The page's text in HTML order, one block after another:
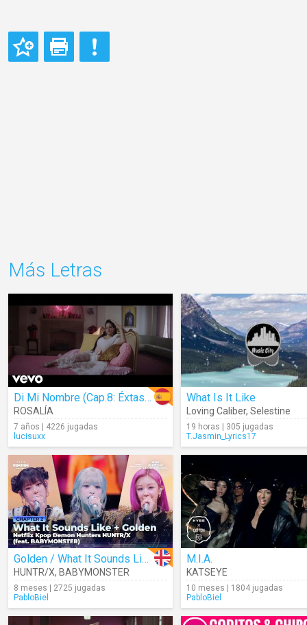
Más Letras
Di Mi Nombre (Cap.8: Éxtasis)
ROSALÍA
7 años | 4226 jugadas
lucisuxx
What Is It Like
Loving Caliber, Selestine
19 horas | 305 jugadas
T.Jasmin_Lyrics17
Golden / What It Sounds Like (Cover)
HUNTR/X, BABYMONSTER
8 meses | 2725 jugadas
PabloBiel
M.I.A.
KATSEYE
10 meses | 1804 jugadas
PabloBiel